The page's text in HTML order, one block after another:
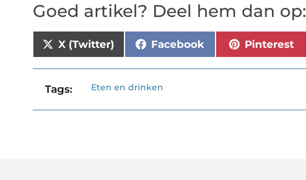
Goed artikel? Deel hem dan op:
X (Twitter) Facebook Pinterest
Tags: Eten en drinken